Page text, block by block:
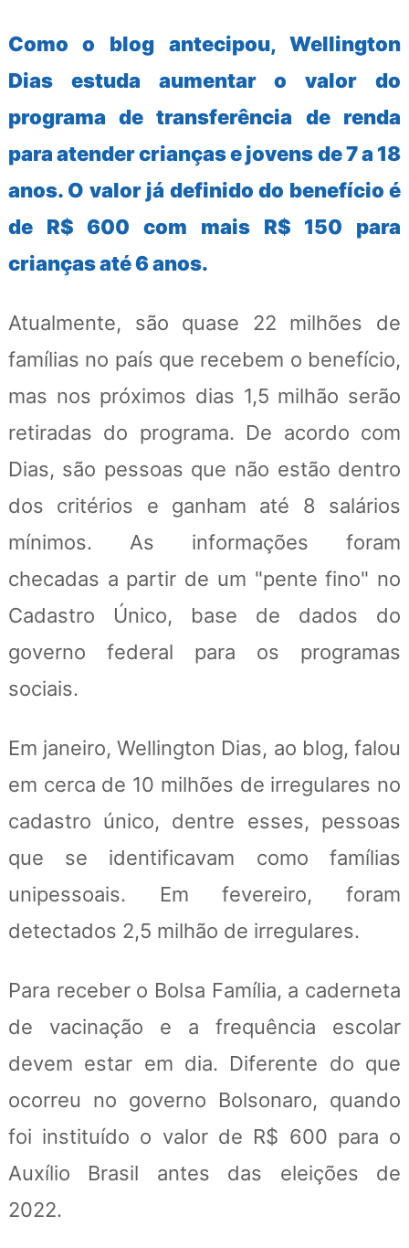
Como o blog antecipou, Wellington
Dias estuda aumentar o valor do
programa de transferência de renda
para atender crianças e jovens de 7 a 18
anos. O valor já definido do benefício é
de R$ 600 com mais R$ 150 para
crianças até 6 anos.
Atualmente, são quase 22 milhões de
famílias no país que recebem o benefício,
mas nos próximos dias 1,5 milhão serão
retiradas do programa. De acordo com
Dias, são pessoas que não estão dentro
dos critérios e ganham até 8 salários
mínimos. As informações foram
checadas a partir de um "pente fino" no
Cadastro Único, base de dados do
governo federal para os programas
sociais.
Em janeiro, Wellington Dias, ao blog, falou
em cerca de 10 milhões de irregulares no
cadastro único, dentre esses, pessoas
que se identificavam como famílias
unipessoais. Em fevereiro, foram
detectados 2,5 milhão de irregulares.
Para receber o Bolsa Família, a caderneta
de vacinação e a frequência escolar
devem estar em dia. Diferente do que
ocorreu no governo Bolsonaro, quando
foi instituído o valor de R$ 600 para o
Auxílio Brasil antes das eleições de
2022.